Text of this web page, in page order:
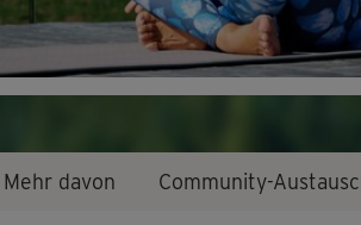
Mehr davon Community-